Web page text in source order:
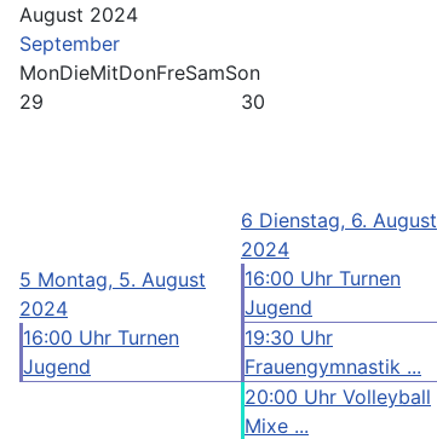
August 2024
September
MonDieMitDonFreSamSon
29
30
5 Montag, 5. August
2024
16:00 Uhr Turnen
Jugend
6 Dienstag, 6. August
2024
16:00 Uhr Turnen
Jugend
19:30 Uhr
Frauengymnastik ...
20:00 Uhr Volleyball
Mixe ...